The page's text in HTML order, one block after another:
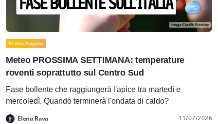
Prima Pagina
Meteo PROSSIMA SETTIMANA: temperature
roventi soprattutto sul Centro Sud
Fase bollente che raggiungerà l'apice tra martedì e
mercoledì. Quando terminerà l'ondata di caldo?
Elena Rava 11/07/2026